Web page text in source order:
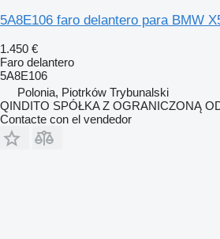
5A8E106 faro delantero para BMW
1.450 €
Faro delantero
5A8E106
Polonia, Piotrków Trybunalski
QINDITO SPÓŁKA Z OGRANICZONĄ
Contacte con el vendedor